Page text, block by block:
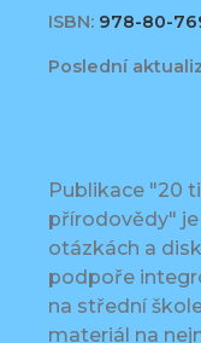
ISBN: 978-80-
Poslední
Publikace "20
přírodovědy"
otázkách a
podpoře
na střední
materiál na